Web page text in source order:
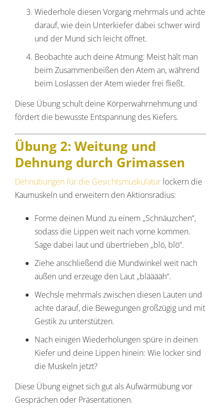
Wiederhole diesen Vorgang mehrmals und achte
darauf, wie dein Unterkiefer dabei schwer wird
und der Mund sich leicht öffnet.
Beobachte auch deine Atmung: Meist hält man
beim Zusammenbeißen den Atem an, während
beim Loslassen der Atem wieder frei fließt.
Diese Übung schult deine Körperwahrnehmung und
fördert die bewusste Entspannung des Kiefers.
Übung 2: Weitung und
Dehnung durch Grimassen
Dehnübungen für die Gesichtsmuskulatur lockern die
Kaumuskeln und erweitern den Aktionsradius:
Forme deinen Mund zu einem „Schnäuzchen“,
sodass die Lippen weit nach vorne kommen.
Sage dabei laut und übertrieben „blö, blö“.
Ziehe anschließend die Mundwinkel weit nach
außen und erzeuge den Laut „blääääh“.
Wechsle mehrmals zwischen diesen Lauten und
achte darauf, die Bewegungen großzügig und mit
Gestik zu unterstützen.
Nach einigen Wiederholungen spüre in deinen
Kiefer und deine Lippen hinein: Wie locker sind
die Muskeln jetzt?
Diese Übung eignet sich gut als Aufwärmübung vor
Gesprächen oder Präsentationen.